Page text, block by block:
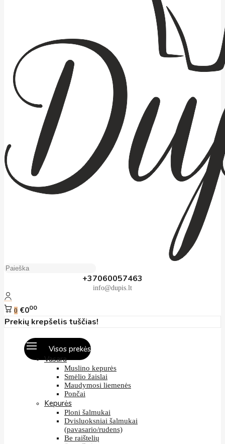
+37060057463
info@dupis.lt
0 €000
Prekių krepšelis tuščias!
Visos prekės
Vasara
Muslino kepurės
Smėlio žaislai
Maudymosi liemenės
Pončai
Kepurės
Ploni šalmukai
Dvisluoksniai šalmukai
(pavasario/rudens)
Be raištelių